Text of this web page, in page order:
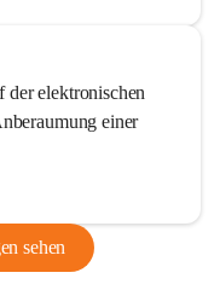
der elektronischen
einer
sehen